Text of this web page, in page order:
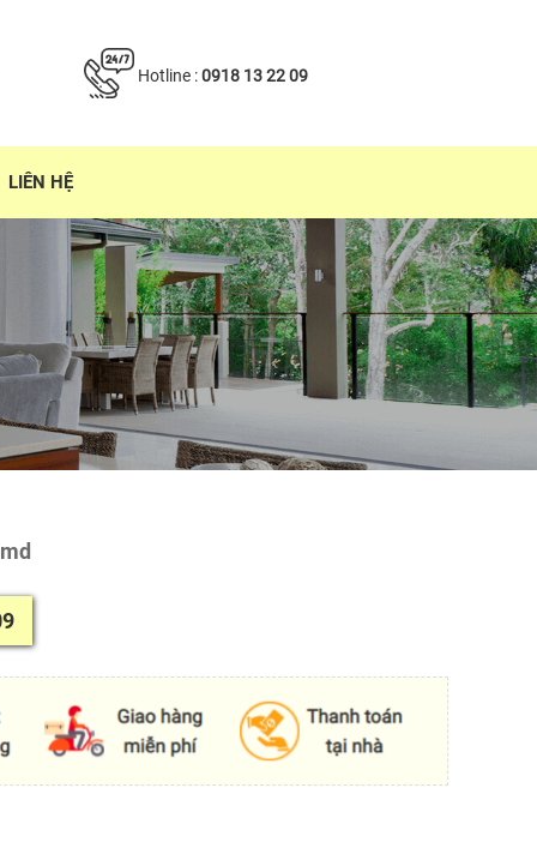
Hotline :0918 13 22 09
LIÊN HỆ